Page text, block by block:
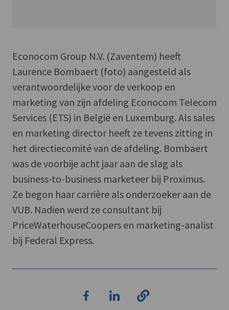
Econocom Group N.V. (Zaventem) heeft
Laurence Bombaert (foto) aangesteld als
verantwoordelijke voor de verkoop en
marketing van zijn afdeling Econocom Telecom
Services (ETS) in België en Luxemburg. Als sales
en marketing director heeft ze tevens zitting in
het directiecomité van de afdeling. Bombaert
was de voorbije acht jaar aan de slag als
business-to-business marketeer bij Proximus.
Ze begon haar carrière als onderzoeker aan de
VUB. Nadien werd ze consultant bij
PriceWaterhouseCoopers en marketing-analist
bij Federal Express.